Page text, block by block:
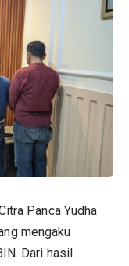
Panca Yudha
mengaku
Dari hasil